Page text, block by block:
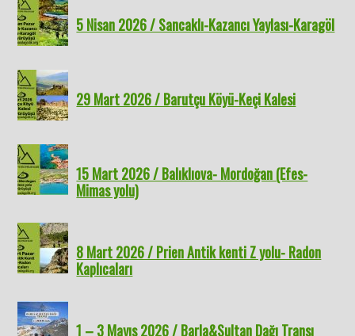
5 Nisan 2026 / Sancaklı-Kazancı Yaylası-Karagöl
29 Mart 2026 / Barutçu Köyü-Keçi Kalesi
15 Mart 2026 / Balıklıova- Mordoğan (Efes-
Mimas yolu)
8 Mart 2026 / Prien Antik kenti Z yolu- Radon
Kaplıcaları
1 – 3 Mayıs 2026 / Barla&Sultan Dağı Transı